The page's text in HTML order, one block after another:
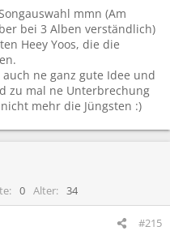
mmn (Am
bei 3 Alben verständlich)
Heey Yoos, die die
ne ganz gute Idee und
zu mal ne Unterbrechung
mehr die Jüngsten :)
0 Alter 34
#215